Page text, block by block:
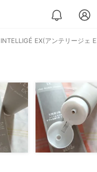
INTELLIGÉ EX(アンテリージェ